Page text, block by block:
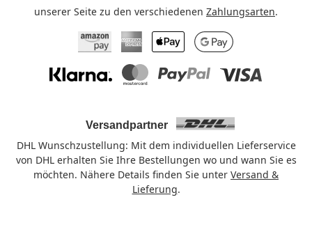
unserer Seite zu den verschiedenen Zahlungsarten.
Amazon PayAmerican Express
Apple PayGoogle Pay
Klarna MastercardPayPal Visa
Versandpartner
DHL Wunschzustellung: Mit dem individuellen Lieferservice
von DHL erhalten Sie Ihre Bestellungen wo und wann Sie es
möchten. Nähere Details finden Sie unter Versand &
Lieferung.